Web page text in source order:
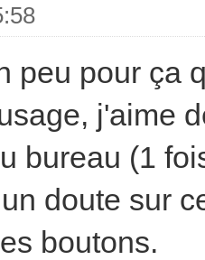
peu pour ça
j'aime
bureau (1
doute sur
boutons.